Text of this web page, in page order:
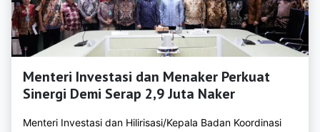
https://bkpmjember.org
https://bkpmjombang.org
https://bkpmlamongan.org
https://bkpmlumajang.org
Menteri Investasi dan Menaker Perkuat
Sinergi Demi Serap 2,9 Juta Naker
Menteri Investasi dan Hilirisasi/Kepala Badan Koordinasi